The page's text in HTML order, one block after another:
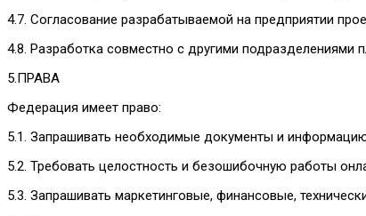
4.7. Согласование разрабатываемой на предприятии
4.8. Разработка совместно с другими подразделениями
5.ПРАВА
Федерация имеет право:
5.1. Запрашивать необходимые документы и
5.2. Требовать целостность и безошибочную работы
5.3. Запрашивать маркетинговые, финансовые,